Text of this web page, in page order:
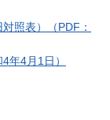
照表）（PDF：
年4月1日）